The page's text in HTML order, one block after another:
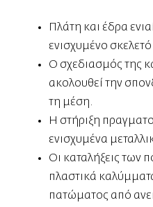
Πλάτη και έδρα
ενισχυμένο
Ο σχεδιασμός της
ακολουθεί την
τη μέση.
Η στήριξη
ενισχυμένα
Οι καταλήξεις των
πλαστικά
πατώματος από